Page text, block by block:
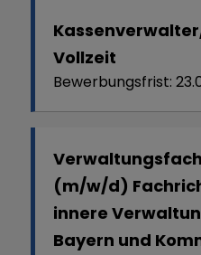
Vollzeit
(m/w/d)
innere
Bayern und